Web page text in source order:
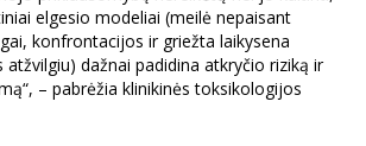
elgesio modeliai (meilė nepaisant
konfrontacijos ir griežta laikysena
dažnai padidina atkryčio riziką ir
– pabrėžia klinikinės toksikologijos